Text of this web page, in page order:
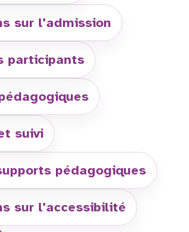
sur l'admission
participants
suivi
pédagogiques
sur l'accessibilité